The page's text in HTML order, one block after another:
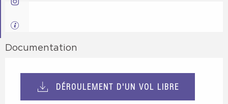
Documentation
DÉROULEMENT D'UN VOL LIBRE